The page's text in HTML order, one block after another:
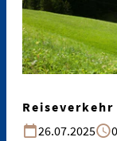
Reiseverkehr
26.07.2025